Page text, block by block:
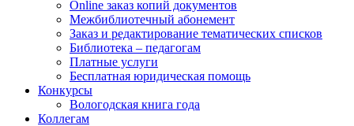
Online заказ копий документов
Межбиблиотечный абонемент
Заказ и редактирование тематических списков
Библиотека – педагогам
Платные услуги
Бесплатная юридическая помощь
Конкурсы
Вологодская книга года
Коллегам